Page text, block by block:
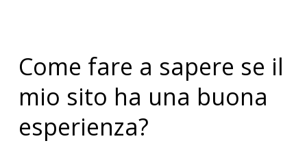
Come fare a sapere se il
mio sito ha una buona
esperienza?